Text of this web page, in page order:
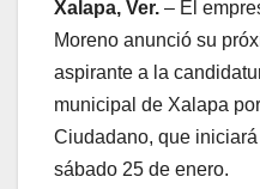
Xalapa, Ver. – El
Moreno anunció su
aspirante a la
municipal de Xalapa
Ciudadano, que
sábado 25 de enero.